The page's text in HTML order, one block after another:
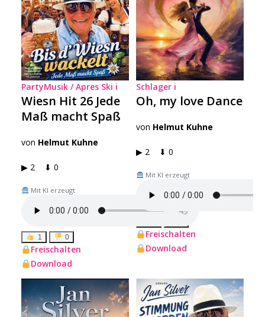
PartyMusik / Apres Ski i
Wiesn Hit 26 Jede
Maß macht Spaß
von Helmut Kuhne
▶ 2 ⬇ 0
Mit KI erzeugt
1 0
Freischalten
Download
Schlager i
Oh, my love Dance
von Helmut Kuhne
▶ 2 ⬇ 0
Mit KI erzeugt
Freischalten
Download